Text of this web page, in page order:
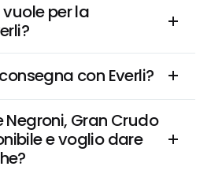
per la
con Everli?
Gran Crudo
e voglio dare